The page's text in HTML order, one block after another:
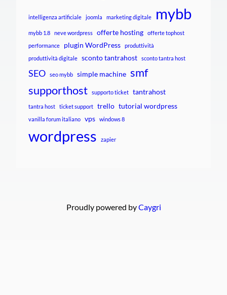
intelligenza artificiale joomla marketing digitale mybb
mybb 1.8 neve wordpress offerte hosting
offerte tophost
performance
plugin WordPress
produttività
produttività digitale
sconto tantrahost sconto tantra host
SEO seo mybb simple machine smf
supporthost
supporto ticket tantrahost
tantra host ticket support trello tutorial wordpress
vanilla forum italiano vps windows 8
wordpress zapier
Proudly powered byCaygri